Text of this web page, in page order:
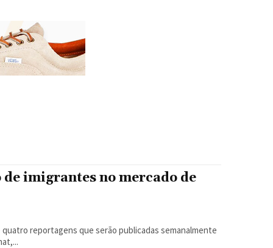
imigrantes no mercado de
reportagens que serão publicadas semanalmente